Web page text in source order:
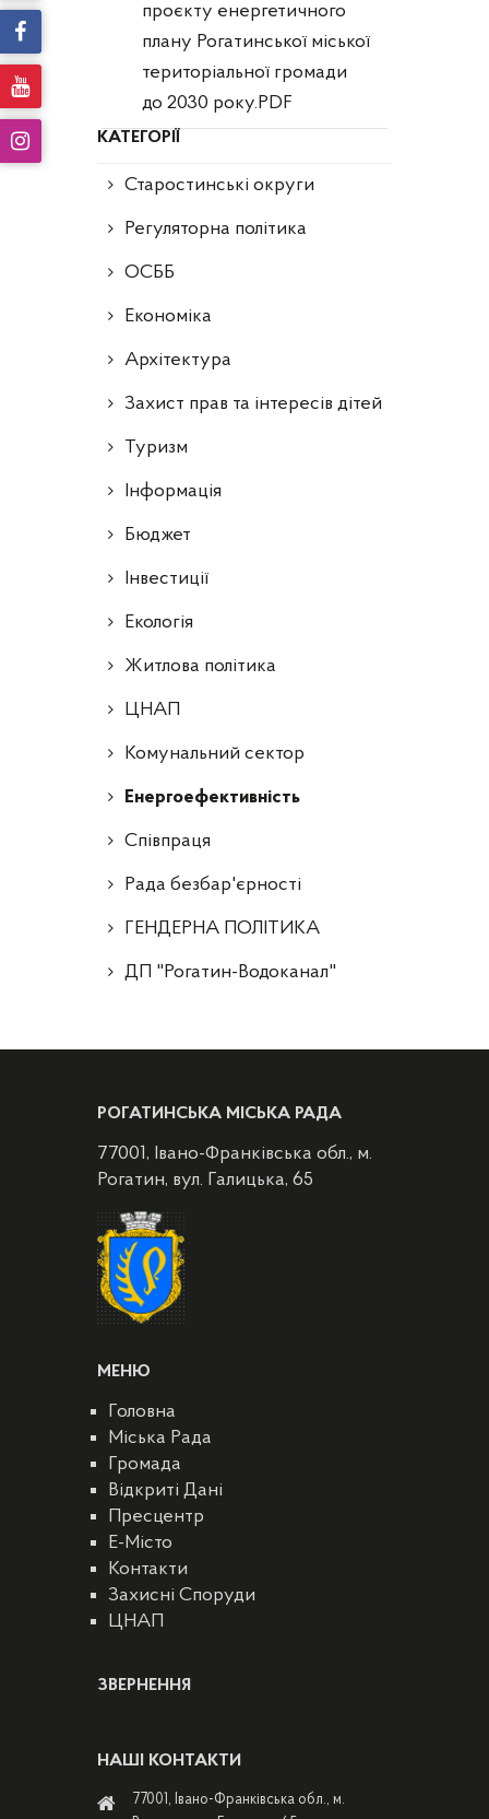
проєкту енергетичного
плану Рогатинської міської
територіальної громади
до 2030 року.PDF
КАТЕГОРІЇ
Старостинські округи
Регуляторна політика
ОСББ
Економіка
Архітектура
Захист прав та інтересів дітей
Туризм
Інформація
Бюджет
Інвестиції
Екологія
Житлова політика
ЦНАП
Комунальний сектор
Енергоефективність
Співпраця
Рада безбар'єрності
ГЕНДЕРНА ПОЛІТИКА
ДП "Рогатин-Водоканал"
РОГАТИНСЬКА МІСЬКА РАДА
77001, Івано-Франківська обл., м.
Рогатин, вул. Галицька, 65
МЕНЮ
Головна
Міська Рада
Громада
Відкриті Дані
Пресцентр
E-Місто
Контакти
Захисні Споруди
ЦНАП
ЗВЕРНЕННЯ
НАШІ КОНТАКТИ
77001, Івано-Франківська обл., м.